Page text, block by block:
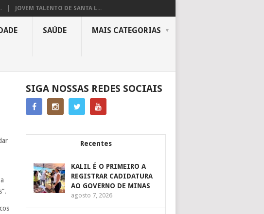
JOVEM TALENTO DE SANTA L...
SAÚDE MAIS CATEGORIAS
SIGA NOSSAS REDES SOCIAIS
Recentes
KALIL É O PRIMEIRO A
REGISTRAR CADIDATURA
AO GOVERNO DE MINAS
agosto 7, 2026